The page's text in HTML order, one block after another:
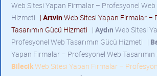
Web Sitesi Yapan Firmalar – Profesyonel Web
Hizmeti | ArtvinWeb Sitesi Yapan Firmalar –
Tasarımın Gücü Hizmeti | Aydın Web Sitesi
Profesyonel Web Tasarımın Gücü Hizmeti |
Yapan Firmalar – Profesyonel Web
BilecikWeb Sitesi Yapan Firmalar –